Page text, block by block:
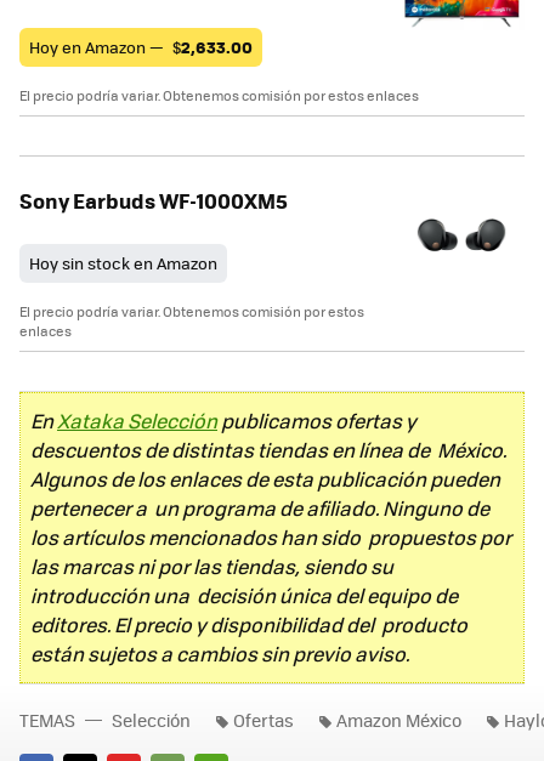
Hoy en Amazon — $2,633.00
El precio podría variar. Obtenemos comisión por estos enlaces
Sony Earbuds WF-1000XM5
Hoy sin stock en Amazon
El precio podría variar. Obtenemos comisión por estos
enlaces
EnXataka Selecciónpublicamos ofertas y
descuentos de distintas tiendas en línea de México.
Algunos de los enlaces de esta publicación pueden
pertenecer a un programa de afiliado. Ninguno de
los artículos mencionados han sido propuestos por
las marcas ni por las tiendas, siendo su
introducción una decisión única del equipo de
editores. El precio y disponibilidad del producto
están sujetos a cambios sin previo aviso.
TEMAS Selección Ofertas Amazon México